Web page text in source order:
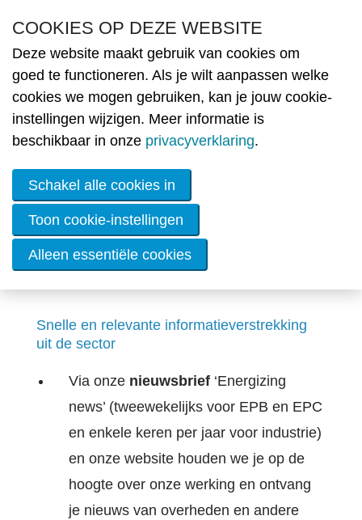
MENU
Ledenvoordelen
Snelle en relevante informatieverstrekking
uit de sector
Via onze nieuwsbrief‘Energizing
news’ (tweewekelijks voor EPB en EPC
en enkele keren per jaar voor industrie)
en onze website houden we je op de
hoogte over onze werking en ontvang
je nieuws van overheden en andere
COOKIES OP DEZE WEBSITE
Deze website maakt gebruik van cookies om
goed te functioneren. Als je wilt aanpassen welke
cookies we mogen gebruiken, kan je jouw cookie-
instellingen wijzigen. Meer informatie is
beschikbaar in onze privacyverklaring.
Schakel alle cookies in
Toon cookie-instellingen
Alleen essentiële cookies